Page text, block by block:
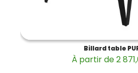
Billard table
À partir de 2